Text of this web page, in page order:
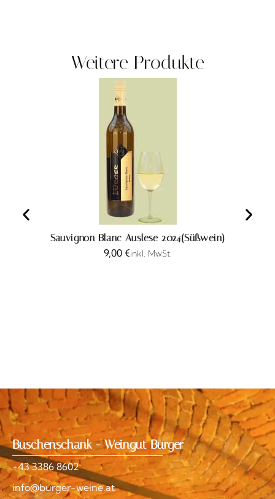
Weitere Produkte
Sauvignon Blanc Auslese 2024(Süßwein)
9,00 €inkl. MwSt.
Buschenschank - Weingut Burger
+43 3386 8602
info@burger-weine.at